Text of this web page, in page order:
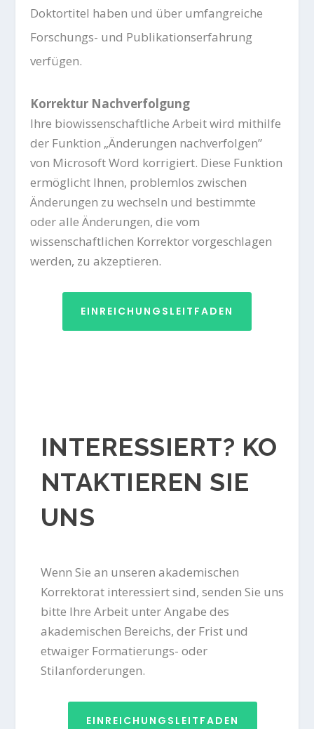
Doktortitel haben und über umfangreiche
Forschungs- und Publikationserfahrung
verfügen.
Korrektur Nachverfolgung
Ihre biowissenschaftliche Arbeit wird mithilfe
der Funktion „Änderungen nachverfolgen”
von Microsoft Word korrigiert. Diese Funktion
ermöglicht Ihnen, problemlos zwischen
Änderungen zu wechseln und bestimmte
oder alle Änderungen, die vom
wissenschaftlichen Korrektorvorgeschlagen
werden, zu akzeptieren.
EINREICHUNGSLEITFADEN
INTERESSIERT? KO
NTAKTIEREN SIE
UNS
Wenn Sie an unseren akademischen
Korrektorat interessiert sind, senden Sie uns
bitte Ihre Arbeit unter Angabe des
akademischen Bereichs, der Frist und
etwaiger Formatierungs- oder
Stilanforderungen.
EINREICHUNGSLEITFADEN